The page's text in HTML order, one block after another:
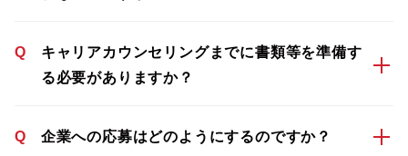
Q
キャリアカウンセリングまでに書類等を準備す
る必要がありますか？
Q 企業への応募はどのようにするのですか？